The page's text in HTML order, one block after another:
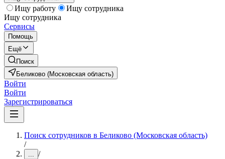
Ищу работу
Ищу сотрудника
Ищу сотрудника
Сервисы
Помощь
Ещё
Поиск
Беликово (Московская область)
Войти
Войти
Зарегистрироваться
Поиск сотрудников в Беликово (Московская область)
/
... /